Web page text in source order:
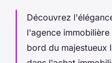
Découvrez
l'agence
bord du majestueux